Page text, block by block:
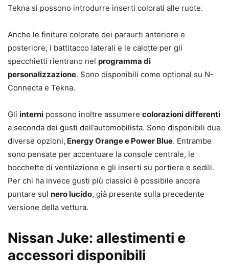
Tekna si possono introdurre inserti colorati alle ruote.
Anche le finiture colorate dei paraurti anteriore e
posteriore, i battitacco laterali e le calotte per gli
specchietti rientrano nel programma di
personalizzazione. Sono disponibili come optional su N-
Connecta e Tekna.
Gli interni possono inoltre assumere colorazioni differenti
a seconda dei gusti dell’automobilista. Sono disponibili due
diverse opzioni, Energy Orange e Power Blue. Entrambe
sono pensate per accentuare la console centrale, le
bocchette di ventilazione e gli inserti su portiere e sedili.
Per chi ha invece gusti più classici è possibile ancora
puntare sul nero lucido, già presente sulla precedente
versione della vettura.
Nissan Juke: allestimenti e
accessori disponibili